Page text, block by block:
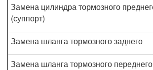
Замена цилиндра тормозного
(суппорт)
Замена шланга тормозного заднего
Замена шланга тормозного переднего